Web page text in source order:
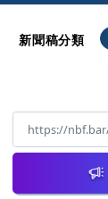
新聞稿分類